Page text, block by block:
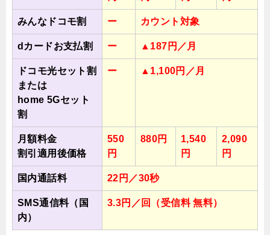
みんなドコモ割 ー カウント対象
dカードお支払割 ー ▲187円／月
ドコモ光セット割
または
home 5Gセット
割
ー ▲1,100円／月
月額料金
割引適用後価格
550
円
880円
1,540
円
2,090
円
国内通話料 22円／30秒
SMS通信料（国
内）
3.3円／回（受信料 無料）